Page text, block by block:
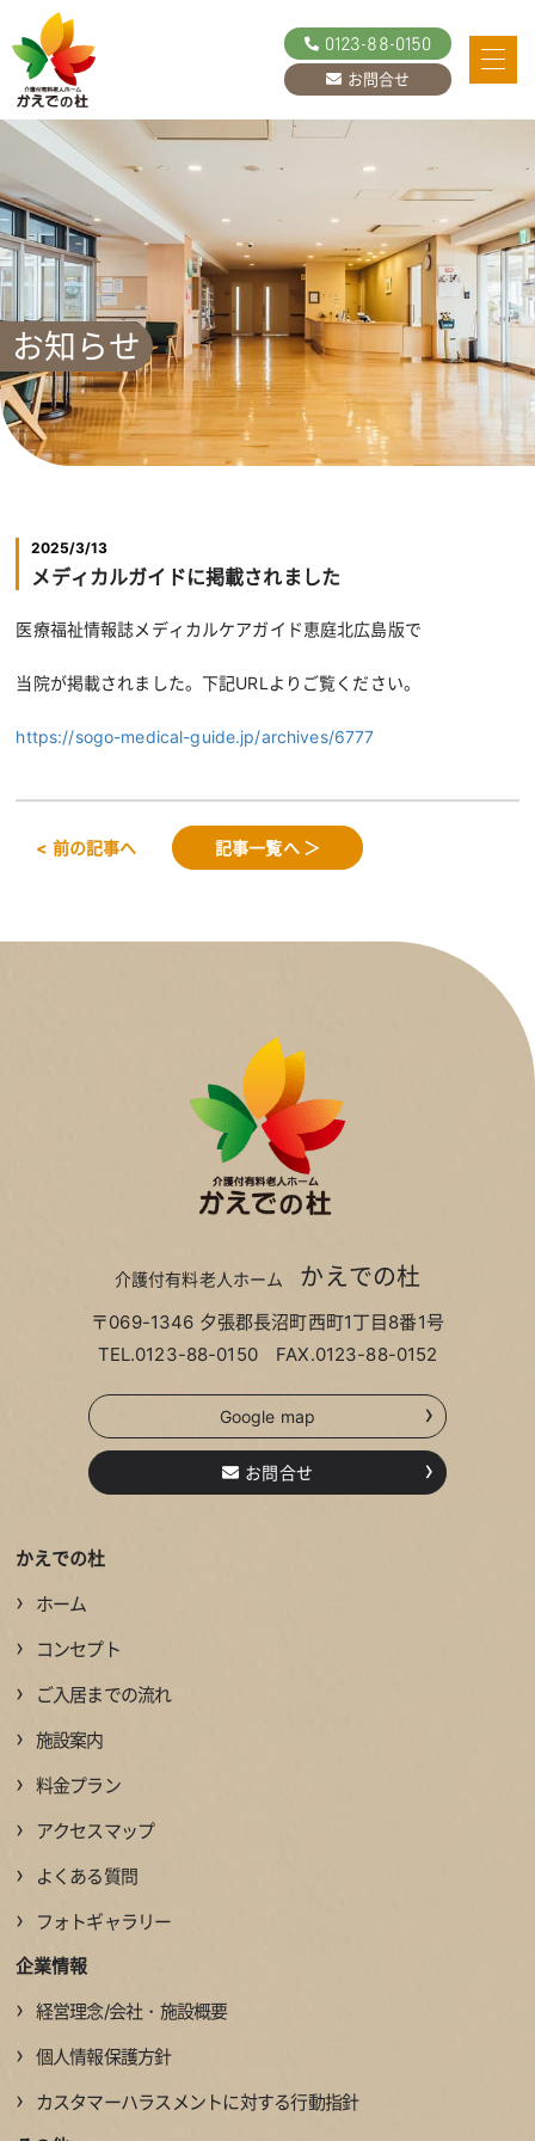
お知らせ
0123-88-0150
お問合せ
2025/3/13
メディカルガイドに掲載されました
医療福祉情報誌メディカルケアガイド恵庭北広島版で
当院が掲載されました。下記URLよりご覧ください。
https://sogo-medical-guide.jp/archives/6777
< 前の記事へ 記事一覧へ ＞
介護付有料老人ホーム かえでの杜
〒069-1346 夕張郡長沼町西町1丁目8番1号
TEL.0123-88-0150FAX.0123-88-0152
Google map ›
お問合せ ›
かえでの杜
› ホーム
› コンセプト
› ご入居までの流れ
› 施設案内
› 料金プラン
› アクセスマップ
› よくある質問
›
フォトギャラリー
企業情報
› 経営理念/会社・施設概要
› 個人情報保護方針
›
カスタマーハラスメントに対する行動指針